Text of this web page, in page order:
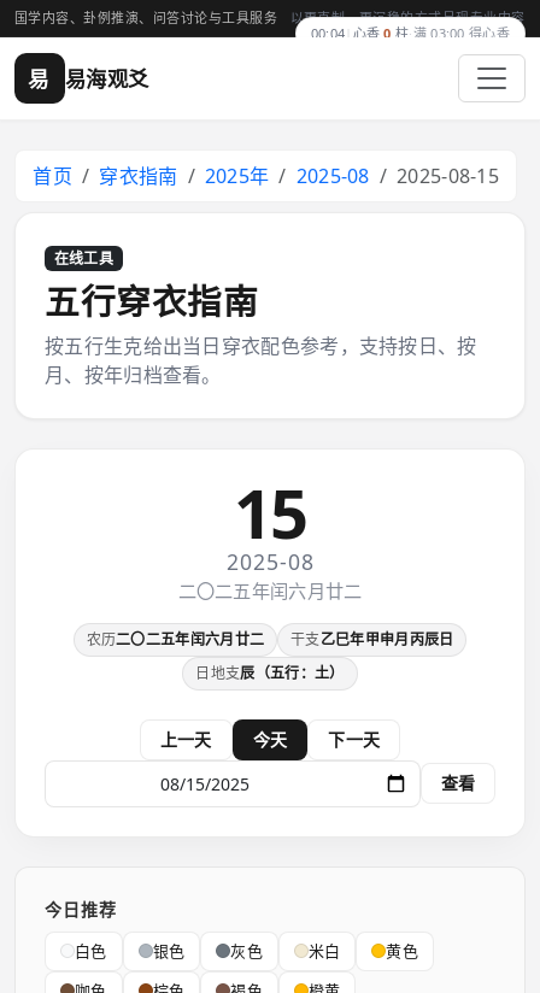
国学内容、卦例推演、问答讨论与工具服务 以更克制、更沉稳的方式呈现专业内容
易 易海观爻
首页 穿衣指南 2025年 2025-08 2025-08-15
在线工具
五行穿衣指南
按五行生克给出当日穿衣配色参考，支持按日、按
月、按年归档查看。
15
2025-08
二〇二五年闰六月廿二
农历二〇二五年闰六月廿二 干支乙巳年甲申月丙辰日
日地支辰（五行：土）
上一天 今天
下一天
查看
今日推荐
白色 银色 灰色 米白
黄色
00:04 心香0 柱· 满 03:00 得心香